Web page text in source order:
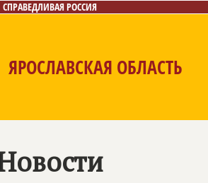
СПРАВЕДЛИВАЯ РОССИЯ
ЯРОСЛАВСКАЯ ОБЛАСТЬ